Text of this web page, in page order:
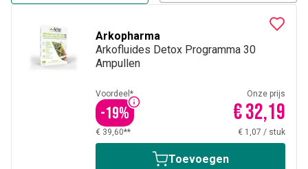
Arkopharma
Arkofluides Detox Programma 30
Ampullen
Voordeel*
-19%
Onze prijs
€ 32,19
€ 39,60** € 1,07 / stuk
Toevoegen